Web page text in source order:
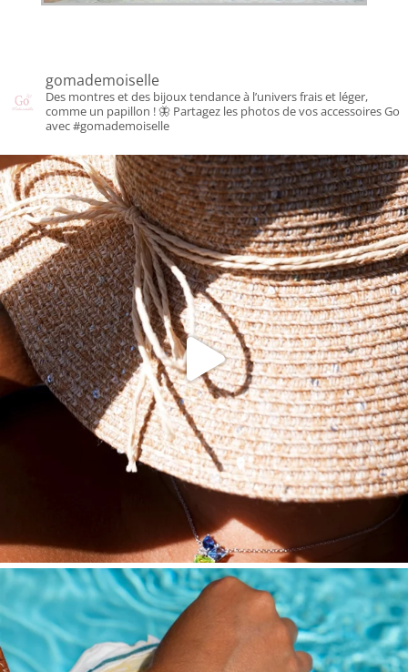
gomademoiselle
Des montres et des bijoux tendance à l’univers frais et léger,
comme un papillon ! 🦋 Partagez les photos de vos accessoires Go
avec #gomademoiselle